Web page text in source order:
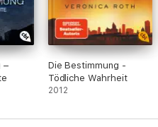
welches die höchste
überhaupt in dem Test
darauf, ihn zu fassen
fasziniert von ihm ist). Als
ermordet wird, sind ihr
Grenzen mehr gesetzt.
Idee nicht die
gut umgefasst. Das Buch
–
Die Bestimmung -
Tödliche Wahrheit
2012